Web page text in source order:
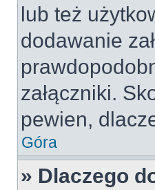
lub też
dodawanie
załączniki.
pewien,
Góra
» Dlaczego